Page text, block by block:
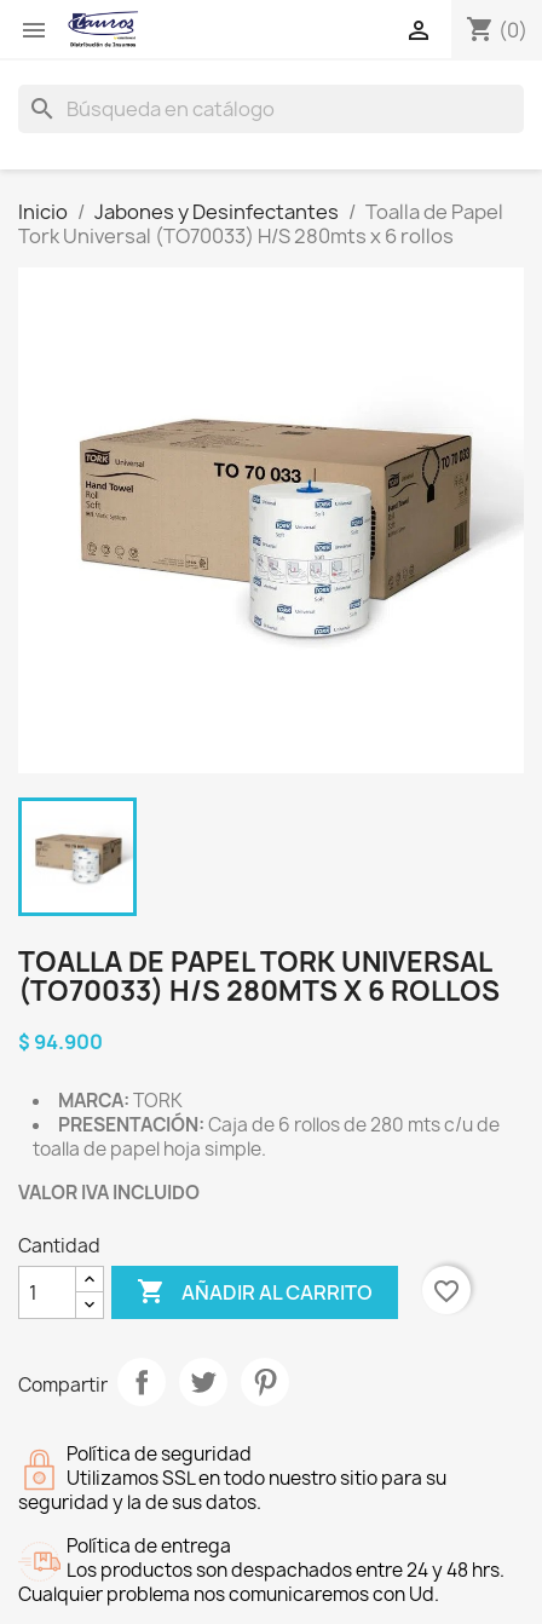
 shopping_cart (0)

search
Inicio Jabones y Desinfectantes
Toalla de Papel
Tork Universal (TO70033) H/S 280mts x 6 rollos
TOALLA DE PAPEL TORK UNIVERSAL
(TO70033) H/S 280MTS X 6 ROLLOS
$ 94.900
MARCA:TORK
PRESENTACIÓN:Caja de 6 rollos de 280 mts c/u de
toalla de papel hoja simple.
VALOR IVA INCLUIDO
Cantidad
 AÑADIR AL CARRITO favorite_border
Compartir
Política de seguridad
Utilizamos SSL en todo nuestro sitio para su
seguridad y la de sus datos.
Política de entrega
Los productos son despachados entre 24 y 48 hrs.
Cualquier problema nos comunicaremos con Ud.